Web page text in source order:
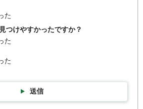
た
つけやすかったですか？
た
た
送信